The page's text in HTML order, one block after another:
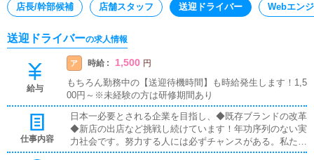
店長/幹部候補 店舗スタッフ 送迎ドライバー Webエン
送迎ドライバーの求人情報
給与
ア 時給 : 1,500 円
もちろん勤務中の【送迎待機時間】も時給発生します！1,5
00円～※未経験の方は研修期間あり
仕事内容
日本一必要とされる企業を目指し、◆既存ブランドの改革
◆新店の出店など挑戦し続けています！年功序列のない実
力社会です。努力する人には必ずチャンスがある。私たち
は、当社で働く事を選択してくださった皆さんの期待に応